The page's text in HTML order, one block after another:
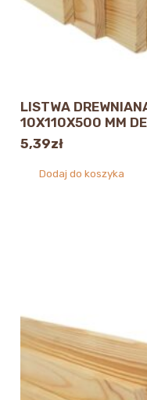
LISTWA
10X110X500 MM
5,39zł
Dodaj do koszyka